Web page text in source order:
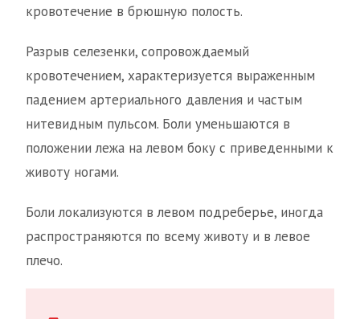
кровотечение в брюшную полость.
Разрыв селезенки, сопровождаемый
кровотечением, характеризуется выраженным
падением артериального давления и частым
нитевидным пульсом. Боли уменьшаются в
положении лежа на левом боку с приведенными к
животу ногами.
Боли локализуются в левом подреберье, иногда
распространяются по всему животу и в левое
плечо.